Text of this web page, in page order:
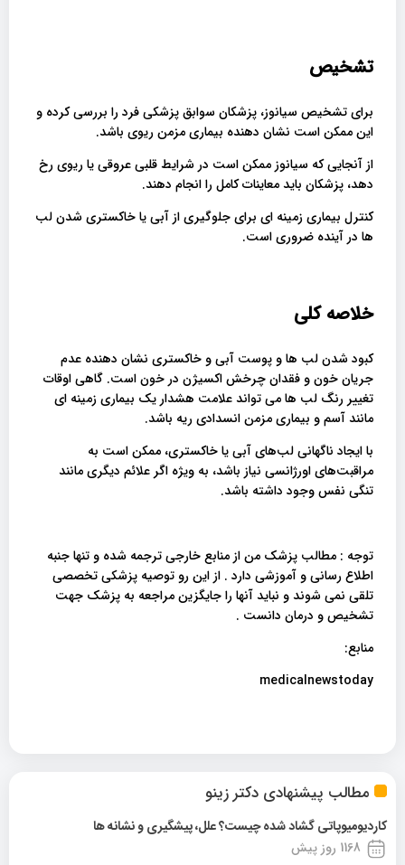
مطالب پیشنهادی دکتر زینو
کاردیومیوپاتی گشاد شده چیست؟ علل، پیشگیری و نشانه ها
1168 روز پیش
تشخیص
برای تشخیص سیانوز، پزشکان سوابق پزشکی فرد را بررسی کرده و
این ممکن است نشان دهنده بیماری مزمن ریوی باشد.
از آنجایی که سیانوز ممکن است در شرایط قلبی عروقی یا ریوی رخ
دهد، پزشکان باید معاینات کامل را انجام دهند.
کنترل بیماری زمینه ای برای جلوگیری از آبی یا خاکستری شدن لب
ها در آینده ضروری است.
خلاصه کلی
کبود شدن لب ها و پوست آبی و خاکستری نشان دهنده عدم
جریان خون و فقدان چرخش اکسیژن در خون است. گاهی اوقات
تغییر رنگ لب ها می تواند علامت هشدار یک بیماری زمینه ای
مانند آسم و بیماری مزمن انسدادی ریه باشد.
با ایجاد ناگهانی لب‌های آبی یا خاکستری، ممکن است به
مراقبت‌های اورژانسی نیاز باشد، به ویژه اگر علائم دیگری مانند
تنگی نفس وجود داشته باشد.
توجه : مطالب پزشک من از منابع خارجی ترجمه شده و تنها جنبه
اطلاع رسانی و آموزشی دارد . از این رو توصیه پزشکی تخصصی
تلقی نمی شوند و نباید آنها را جایگزین مراجعه به پزشک جهت
تشخیص و درمان دانست .
منابع:
medicalnewstoday